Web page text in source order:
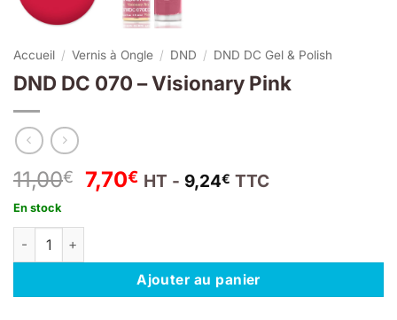
Accueil / Vernis à Ongle / DND / DND DC Gel & Polish
DND DC 070 – Visionary Pink
11,00€
Le
prix
11,00€.
7,70€Le
7,70€.
HT - 9,24€ TTC
En stock
quantité de DND DC 070 – Visionary Pink
Ajouter au panier